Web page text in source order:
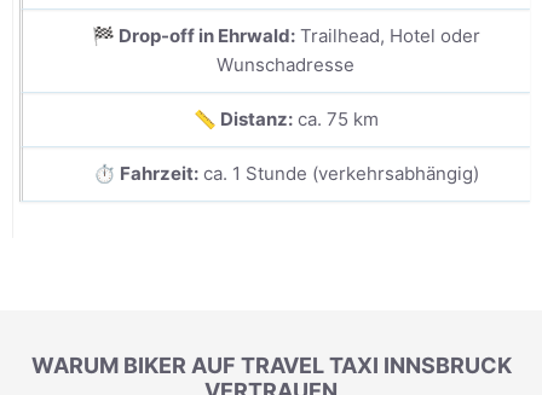
🏁 Drop-off in Ehrwald:Trailhead, Hotel oder
Wunschadresse
📏 Distanz:ca. 75 km
⏱️ Fahrzeit:ca. 1 Stunde (verkehrsabhängig)
WARUM BIKER AUF TRAVEL TAXI INNSBRUCK